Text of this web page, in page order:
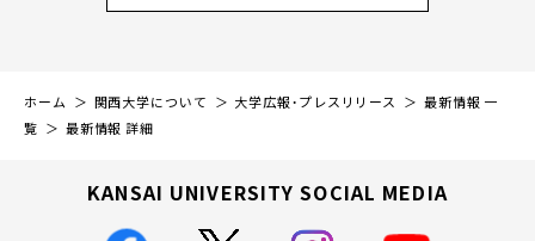
ホーム 関西大学について 大学広報・プレスリリース
最新情報 一
覧
最新情報 詳細
KANSAI UNIVERSITY SOCIAL MEDIA